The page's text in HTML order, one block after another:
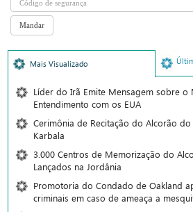
Mais Visualizado
Líder do Irã Emite Mensagem sobre o
Entendimento com os EUA
Cerimônia de Recitação do Alcorão do
Karbala
3.000 Centros de Memorização do
Lançados na Jordânia
Promotoria do Condado de Oakland
criminais em caso de ameaça a